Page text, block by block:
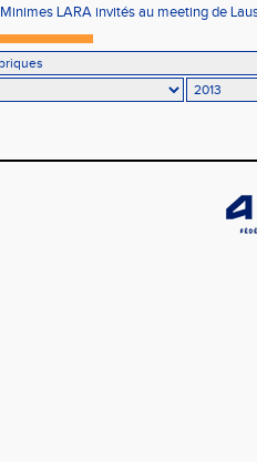
Minimes LARA invités au meeting de